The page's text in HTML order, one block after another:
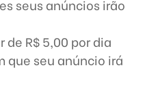
seus anúncios irão
R$ 5,00 por dia
que seu anúncio irá